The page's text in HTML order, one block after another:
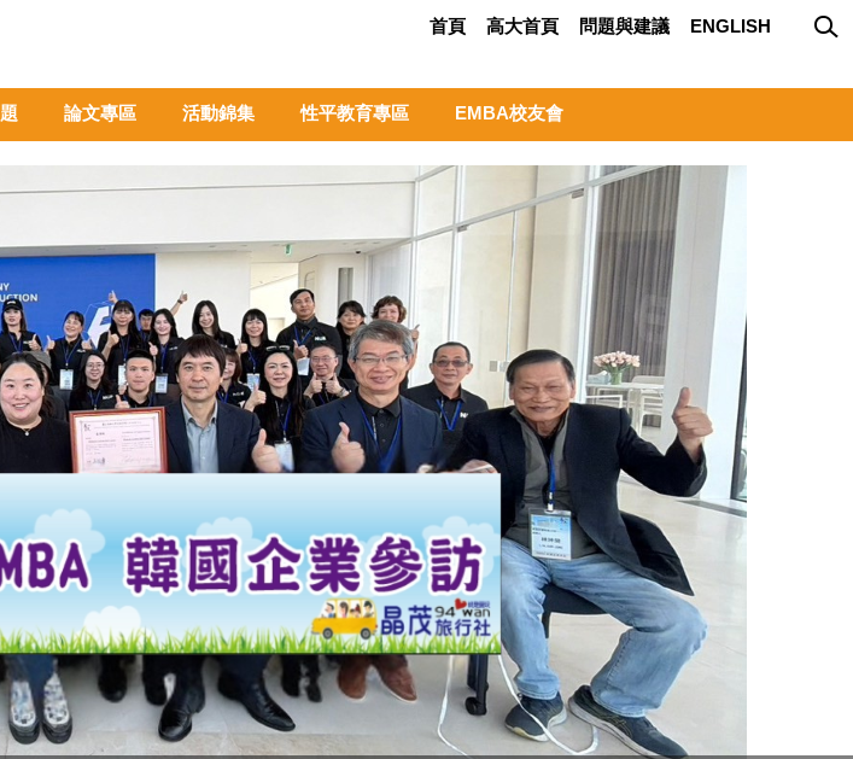
論文專區 活動錦集 性平教育專區 EMBA校友會
首頁 高大首頁 問題與建議 ENGLISH